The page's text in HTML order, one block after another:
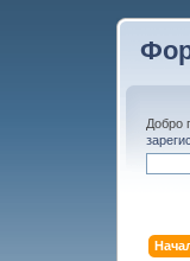
Добро